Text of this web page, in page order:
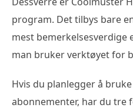
program. Det tilbys bare
mest bemerkelsesverdige
man bruker verktøyet for
Hvis du planlegger å
abonnementer, har du tre